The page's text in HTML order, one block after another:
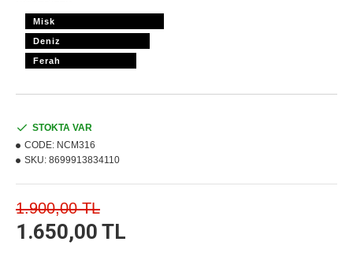
Misk
Deniz
Ferah
1.650,00 TL
1.900,00 TL
STOKTA VAR
CODE: NCM316
SKU: 8699913834110